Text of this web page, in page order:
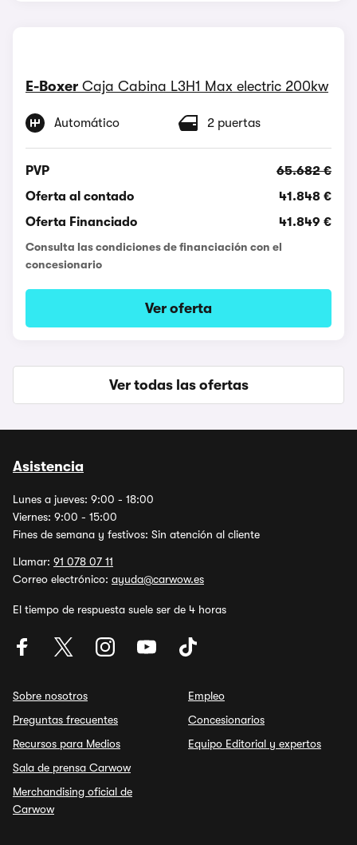
E-Boxer Caja Cabina L3H1 Max electric 200kw
Automático 2 puertas
PVP
65.682 €
Oferta al contado
41.848 €
Oferta Financiado
41.849 €
Consulta las condiciones de financiación con el
concesionario
Ver oferta
Ver todas las ofertas
Asistencia
Lunes a jueves: 9:00 - 18:00
Viernes: 9:00 - 15:00
Fines de semana y festivos: Sin atención al cliente
Llamar: 91 078 07 11
Correo electrónico: ayuda@carwow.es
El tiempo de respuesta suele ser de 4 horas
Sobre nosotros
Preguntas frecuentes
Recursos para Medios
Sala de prensa Carwow
Merchandising oficial de
Carwow
Empleo
Concesionarios
Equipo Editorial y expertos